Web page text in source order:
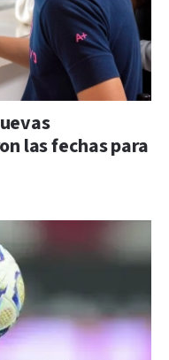
las fechas para